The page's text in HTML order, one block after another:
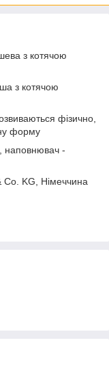
з котячою
з котячою
фізично,
форму
наповнювач -
KG, Німеччина